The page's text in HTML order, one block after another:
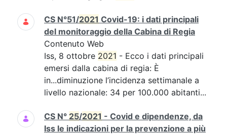
CS N°51/2021 Covid-19: i dati principali
del monitoraggio della Cabina di Regia
Contenuto Web
Iss, 8 ottobre 2021 - Ecco i dati principali
emersi dalla cabina di regia: È
in...diminuzione l’incidenza settimanale a
livello nazionale: 34 per 100.000 abitanti...
CS N° 25/2021 - Covid e dipendenze, da
Iss le indicazioni per la prevenzione a più